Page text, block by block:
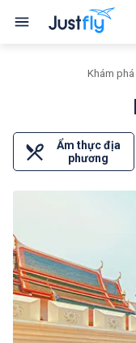
Khám phá
Ẩm thực địa
phương